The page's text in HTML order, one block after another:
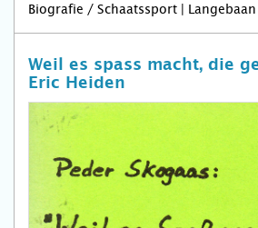
Biografie / Schaatssport | Langebaan
Weil es spass macht, die
Eric Heiden